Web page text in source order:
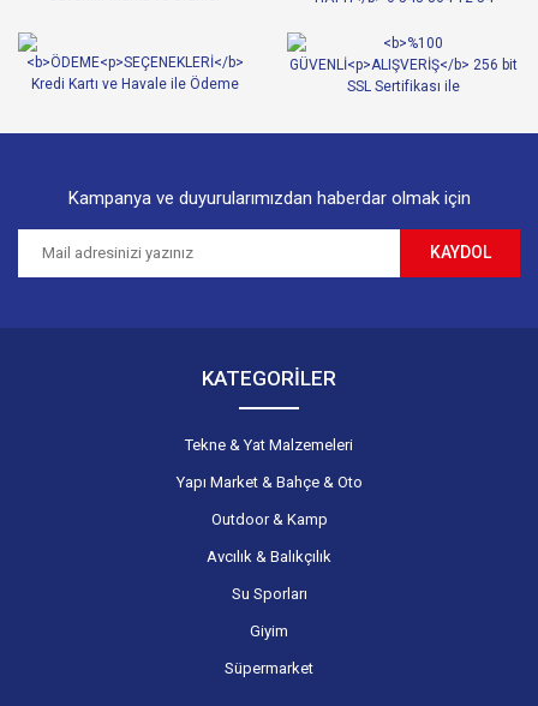
Ürün bilgilerinde hatalar bulunuyor.
Ürün fiyatı diğer sitelerden daha pahalı.
Gönder
Kampanya ve duyurularımızdan haberdar olmak için
KAYDOL
KATEGORİLER
Tekne & Yat Malzemeleri
Yapı Market & Bahçe & Oto
Outdoor & Kamp
Avcılık & Balıkçılık
Su Sporları
Giyim
Süpermarket